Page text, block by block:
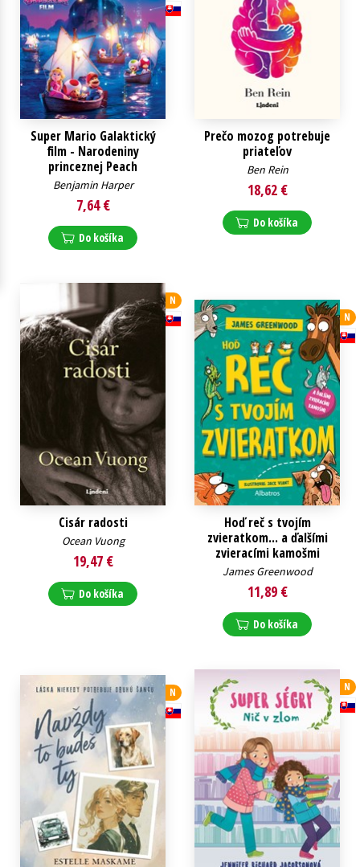
Technické vedy
Učebnice
Umenie a kultúra
Výchova a pedagogika
Young adult (SK)
Zdravie a životný štýl
Všetky tituly
Super Mario Galaktický
film - Narodeniny
princeznej Peach
Benjamin Harper
7,64 €
Do košíka
Prečo mozog potrebuje
priateľov
Ben Rein
18,62 €
Do košíka
N
Cisár radosti
Ocean Vuong
19,47 €
Do košíka
N
Hoď reč s tvojím
zvieratkom... a ďalšími
zvieracími kamošmi
James Greenwood
11,89 €
Do košíka
N N